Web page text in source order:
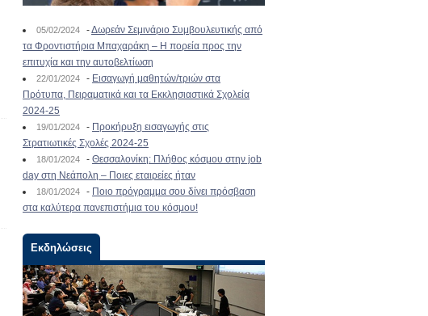
05/02/2024 -Δωρεάν Σεμινάριο Συμβουλευτικής από
τα Φροντιστήρια Μπαχαράκη – Η πορεία προς την
επιτυχία και την αυτοβελτίωση
22/01/2024 - Εισαγωγή μαθητών/τριών στα
Πρότυπα, Πειραματικά και τα Εκκλησιαστικά Σχολεία
2024-25
19/01/2024 - Προκήρυξη εισαγωγής στις
Στρατιωτικές Σχολές 2024-25
18/01/2024 - Θεσσαλονίκη: Πλήθος κόσμου στην job
day στη Νεάπολη – Ποιες εταιρείες ήταν
18/01/2024 - Ποιο πρόγραμμα σου δίνει πρόσβαση
στα καλύτερα πανεπιστήμια του κόσμου!
Εκδηλώσεις